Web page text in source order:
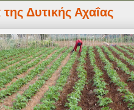
Δυτικής Αχαΐας